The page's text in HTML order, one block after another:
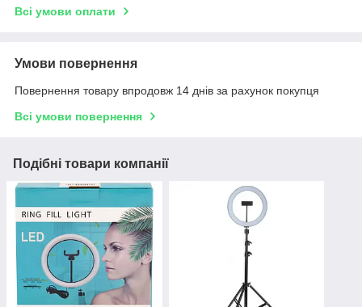
Всі умови оплати
Умови повернення
Повернення товару впродовж 14 днів за рахунок покупця
Всі умови повернення
Подібні товари компанії